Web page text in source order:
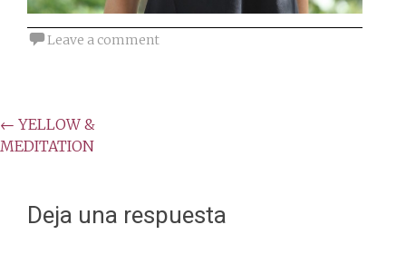
Leave a comment
Post
navigation
← YELLOW &
MEDITATION
Deja una respuesta